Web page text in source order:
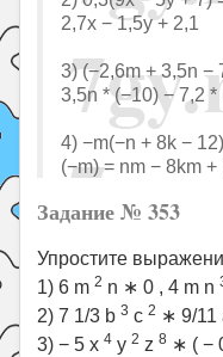
2,7x − 1,5y + 2,1
3) (−2,6m + 3,5n −
3,5n * (−10) − 7,2
4) −m(−n + 8k −
(−m) = nm − 8km +
Задание № 353
Упростите
1) 6 m2 n ∗ 0 , 4 m n
2) 7 1/3 b3 c2 ∗ 9/
3) − 5 x4 y2 z8 ∗ ( −